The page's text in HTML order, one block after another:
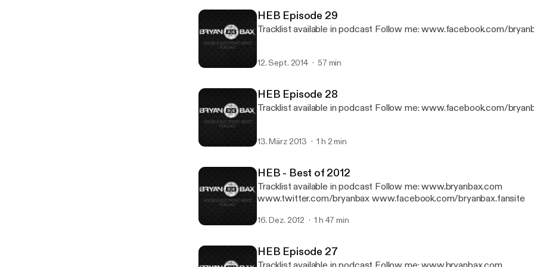
HEB Episode 29
Tracklist available in podcast Follow me:
12. Sept. 2014 57 min
HEB Episode 28
Tracklist available in podcast Follow me:
13. März 2013 1 h 2 min
HEB - Best of 2012
Tracklist available in podcast Follow me: www.bryanbax.com
www.twitter.com/bryanbax www.facebook.com/bryanbax.fansite
16. Dez. 2012 1 h 47 min
HEB Episode 27